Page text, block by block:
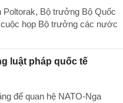
Poltorak, Bộ trưởng Bộ Quốc
họp Bộ trưởng các nước
luật pháp quốc tế
để quan hệ NATO-Nga